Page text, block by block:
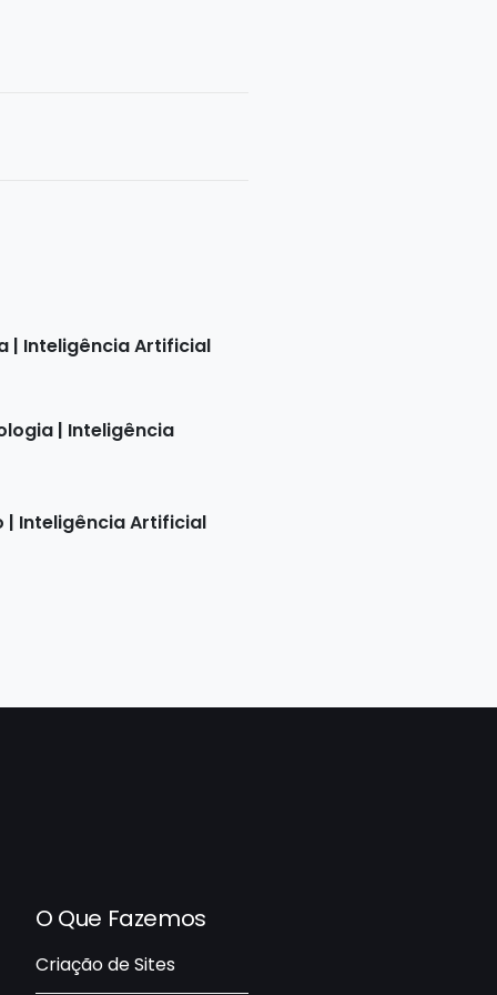
| Inteligência Artificial
| Inteligência
| Inteligência Artificial
O Que Fazemos
Criação de Sites